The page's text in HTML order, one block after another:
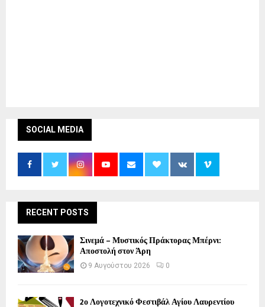
SOCIAL MEDIA
RECENT POSTS
Σινεμά – Μυστικός Πράκτορας Μπέρνι:
Αποστολή στον Άρη
9 Αυγούστου 2026 0
2ο Λογοτεχνικό Φεστιβάλ Αγίου Λαυρεντίου